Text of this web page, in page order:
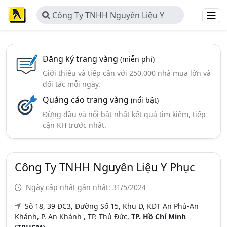
Công Ty TNHH Nguyên Liệu Y
Phục
Đăng ký trang vàng (miễn phí)
Giới thiệu và tiếp cận với 250.000 nhà mua lớn và
đối tác mỗi ngày.
Quảng cáo trang vàng (nổi bật)
Đừng đầu và nổi bật nhất kết quả tìm kiếm, tiếp
cận KH trước nhất.
Công Ty TNHH Nguyên Liệu Y Phục
Ngày cập nhật gần nhất: 31/5/2024
Số 18, 39 ĐC3, Đường Số 15, Khu D, KĐT An Phú-An
Khánh, P. An Khánh , TP. Thủ Đức, TP. Hồ Chí Minh